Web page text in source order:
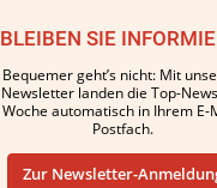
BLEIBEN SIE
Bequemer geht’s nicht: Mit
Newsletter landen die Top-
Woche automatisch in Ihrem E-
Postfach.
Zur Newsletter-